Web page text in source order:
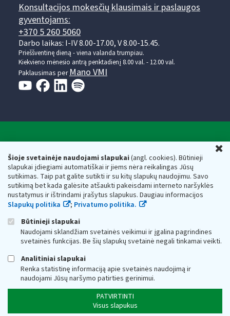
Šioje svetainėje naudojami slapukai(angl. cookies). Būtinieji
slapukai įdiegiami automatiškai ir jiems nėra reikalingas Jūsų
sutikimas. Taip pat galite sutikti ir su kitų slapukų naudojimu. Savo
sutikimą bet kada galėsite atšaukti pakeisdami interneto naršyklės
nustatymus ir ištrindami įrašytus slapukus. Daugiau informacijos
Slapukų politika
; Privatumo politika.
Būtinieji slapukai
Naudojami sklandžiam svetainės veikimui ir įgalina pagrindines
svetainės funkcijas. Be šių slapukų svetainė negali tinkamai veikti.
Analitiniai slapukai
Renka statistinę informaciją apie svetainės naudojimą ir
naudojami Jūsų naršymo patirties gerinimui.
PATVIRTINTI
Visus slapukus
Konsultacijos mokesčių klausimais ir paslaugos
gyventojams:
+370 5 260 5060
Darbo laikas: I-IV 8.00-17.00, V 8.00-15.45.
Prieššventinę dieną - viena valanda trumpiau.
Kiekvieno mėnesio antrą penktadienį 8.00 val. - 12.00 val.
Paklausimas per Mano VMI
Respublikos finansų ministerijos
Biudžetinė įstaiga. Juridinio asmens kodas — 188659752,
adresas: Vasario 16-osios g. 14, 01107 Vilnius, Lietuva, el.paštas:
vmi@vmi.lt, E. pristatymo dėžutės adresas 188659752
Duomenys apie Valstybinę mokesčių inspekciją prie Lietuvos
Respublikos finansų ministerijos kaupiami ir saugomi Juridinių